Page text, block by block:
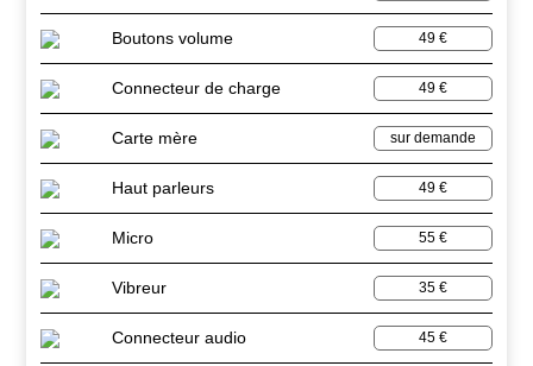
Boutons volume 49 €
Connecteur de charge 49 €
Carte mère sur demande
Haut parleurs 49 €
Micro 55 €
Vibreur 35 €
Connecteur audio 45 €